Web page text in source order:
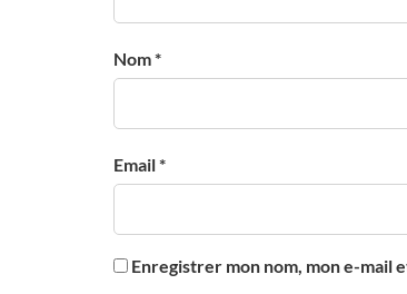
Nom *
Email *
Enregistrer mon nom, mon e-mail